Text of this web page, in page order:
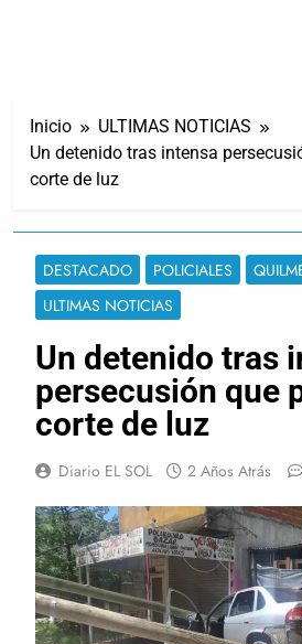
Inicio
ULTIMAS NOTICIAS
Un detenido tras intensa
corte de luz
DESTACADO POLICIALES
ULTIMAS NOTICIAS
Un detenido tras
persecusión que
corte de luz
Diario EL SOL 2 Años Atrás